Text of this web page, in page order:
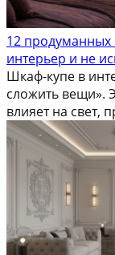
12 продуманных
интерьер и не
Шкаф-купе в
сложить вещи».
влияет на свет,